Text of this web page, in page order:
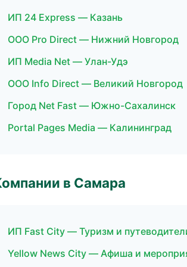
ИП 24 Express — Казань
ООО Pro Direct — Нижний Новгород
ИП Media Net — Улан-Удэ
ООО Info Direct — Великий Новгород
Город Net Fast — Южно-Сахалинск
Portal Pages Media — Калининград
в Самара
ИП Fast City — Туризм и
Yellow News City — Афиша и